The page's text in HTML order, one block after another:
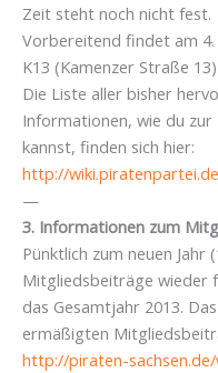
Zeit steht noch nicht fest.
Vorbereitend findet am 4.
K13 (Kamenzer Straße
Die Liste aller bisher
Informationen, wie du
kannst, finden sich hier:
http://
—
3. Informationen zum
Pünktlich zum neuen Jahr
Mitgliedsbeiträge wieder
das Gesamtjahr 2013.
ermäßigten
http://piraten-